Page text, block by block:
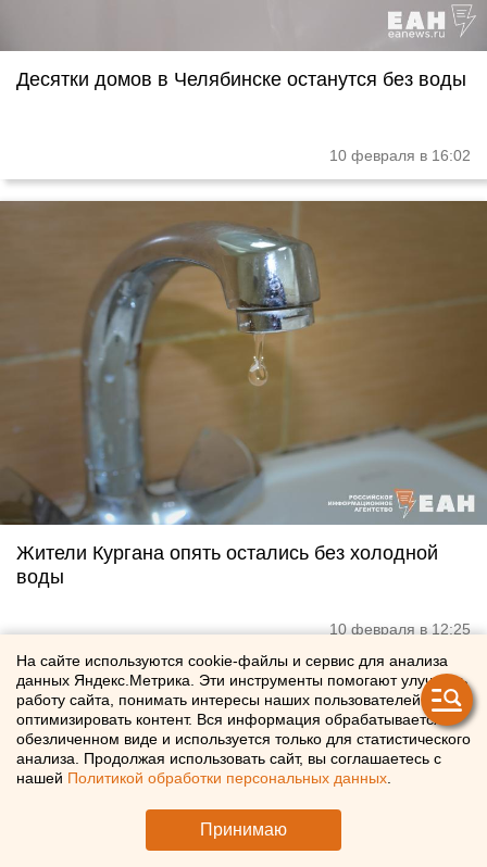
Десятки домов в Челябинске останутся без воды
10 февраля в 16:02
Жители Кургана опять остались без холодной
воды
10 февраля в 12:25
На сайте используются cookie-файлы и сервис для анализа
данных Яндекс.Метрика. Эти инструменты помогают улучшать
работу сайта, понимать интересы наших пользователей и
оптимизировать контент. Вся информация обрабатывается в
обезличенном виде и используется только для статистического
анализа. Продолжая использовать сайт, вы соглашаетесь с
нашей Политикой обработки персональных данных
Принимаю